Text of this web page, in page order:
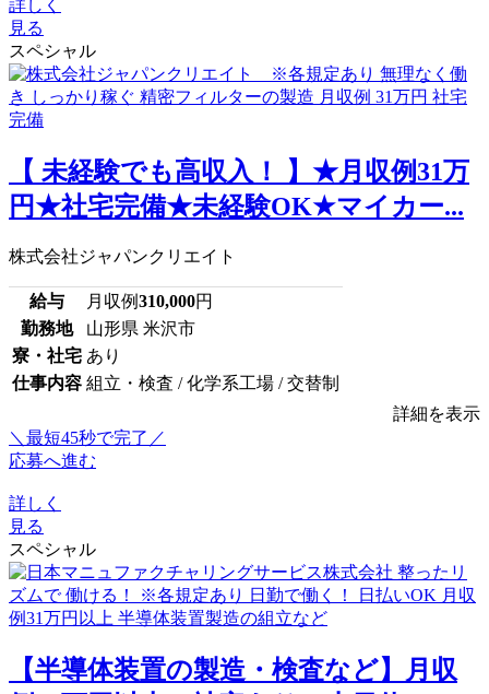
詳しく
見る
スペシャル
【 未経験でも高収入！ 】★月収例31万
円★社宅完備★未経験OK★マイカー...
株式会社ジャパンクリエイト
給与 月収例310,000円
勤務地
山形県 米沢市
寮・社宅 あり
仕事内容 組立・検査 / 化学系工場 / 交替制
詳細を表示
＼最短45秒で完了／
応募へ進む
詳しく
見る
スペシャル
【半導体装置の製造・検査など】月収